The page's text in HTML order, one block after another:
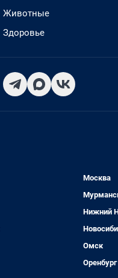
Животные
Здоровье
Москва
Нижний
Омск
Оренбург